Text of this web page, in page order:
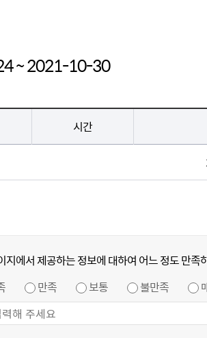
~ 2021-10-30
시간
지에서 제공하는 정보에 대하여 어느 정도 만족
만족 보통 불만족